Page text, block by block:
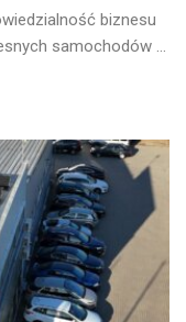
biznesu
samochodów ...